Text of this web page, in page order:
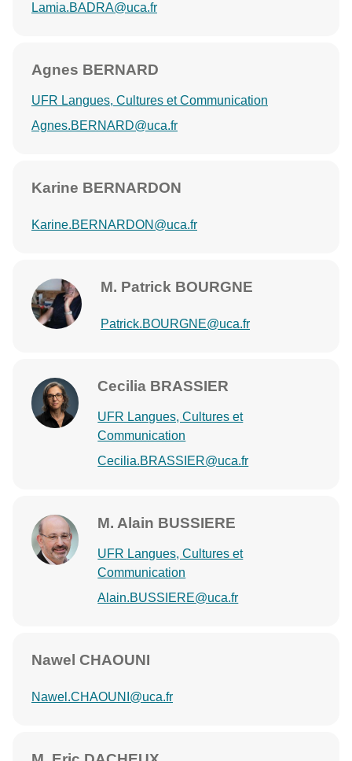
Lamia.BADRA@uca.fr
Agnes BERNARD
UFR Langues, Cultures et Communication
Agnes.BERNARD@uca.fr
Karine BERNARDON
Karine.BERNARDON@uca.fr
M. Patrick BOURGNE
Patrick.BOURGNE@uca.fr
Cecilia BRASSIER
UFR Langues, Cultures et
Communication
Cecilia.BRASSIER@uca.fr
M. Alain BUSSIERE
UFR Langues, Cultures et
Communication
Alain.BUSSIERE@uca.fr
Nawel CHAOUNI
Nawel.CHAOUNI@uca.fr